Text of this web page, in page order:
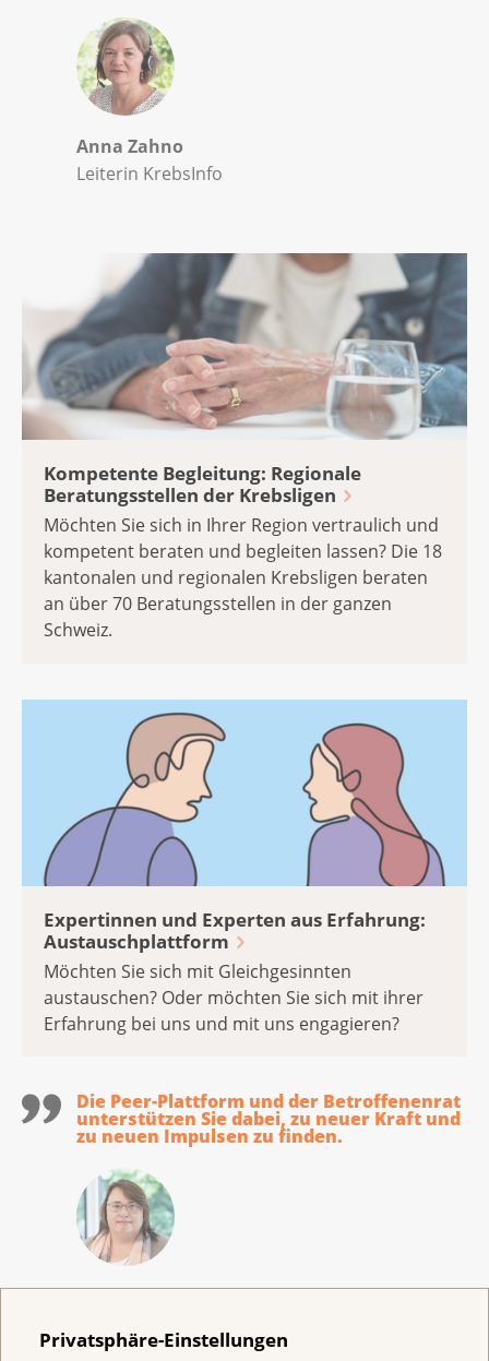
Privatsphäre-Einstellungen
Anna Zahno
Leiterin KrebsInfo
Kompetente Begleitung: Regionale
Beratungsstellen der Krebsligen
Möchten Sie sich in Ihrer Region vertraulich und
kompetent beraten und begleiten lassen? Die 18
kantonalen und regionalen Krebsligen beraten
an über 70 Beratungsstellen in der ganzen
Schweiz.
Expertinnen und Experten aus Erfahrung:
Austauschplattform
Möchten Sie sich mit Gleichgesinnten
austauschen? Oder möchten Sie sich mit ihrer
Erfahrung bei uns und mit uns engagieren?
Die Peer-Plattform und der Betroffenenrat
unterstützen Sie dabei, zu neuer Kraft und
zu neuen Impulsen zu finden.
Erika Gardi
Betroffenenrat